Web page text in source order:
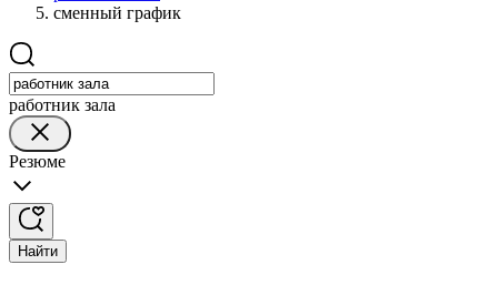
сменный график
работник зала
Резюме
Найти